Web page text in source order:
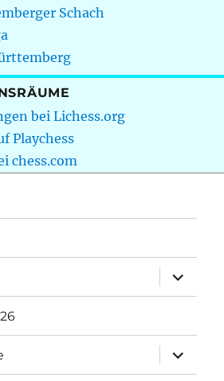
Schach
bei Lichess.org
Playchess
chess.com
öffnen
öffnen